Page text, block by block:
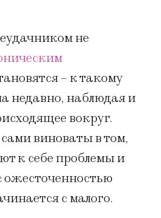
не
– к такому
недавно, наблюдая и
вокруг.
виноваты в том,
к себе проблемы и
ожесточенностью
с малого.